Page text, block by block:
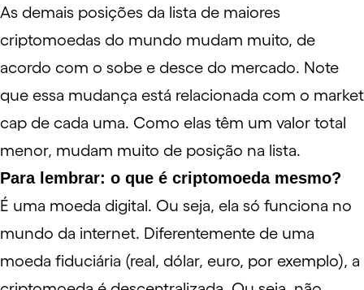
As demais posições da lista de maiores
criptomoedas do mundo mudam muito, de
acordo com o sobe e desce do mercado. Note
que essa mudança está relacionada com o market
cap de cada uma. Como elas têm um valor total
menor, mudam muito de posição na lista.
Para lembrar: o que é criptomoeda mesmo?
É uma moeda digital. Ou seja, ela só funciona no
mundo da internet. Diferentemente de uma
moeda fiduciária (real, dólar, euro, por exemplo), a